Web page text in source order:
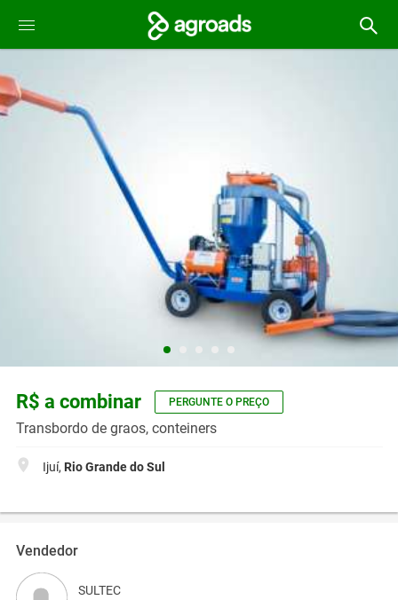
R$ a combinar PERGUNTE O PREÇO
Transbordo de graos, conteiners
Ijuí, Rio Grande do Sul
Vendedor
SULTEC